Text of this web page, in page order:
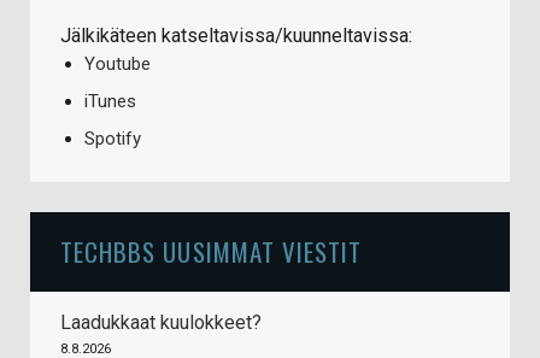
Jälkikäteen katseltavissa/kuunneltavissa:
Youtube
iTunes
Spotify
TECHBBS UUSIMMAT VIESTIT
Laadukkaat kuulokkeet?
8.8.2026